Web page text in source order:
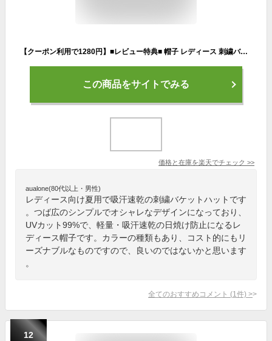
【クーポン利用で1280円】■レビュー特典■ 帽子 レディース 刺繍バケットハット バケハ 帽子 キャップ UVカット 帽子日焼け99％紫外線をカット 日焼け防止 つば広吸汗 速乾 軽量 折りたたみ 可能 メンズ レディース
この商品をサイトでみる
価格と在庫を楽天でチェック >>
aualone(80代以上・男性)
レディース向け夏用で吸汗速乾の刺繍バケットハットです
。つば広のシンプルでオシャレなデザインになっており、
UVカット99%で、軽量・吸汗速乾の日焼け防止になるレ
ディース帽子です。カラーの種類もあり、コスト的にもリ
ーズナブルなものですので、良いのではないかと思います
。
全てのおすすめコメント (1 件) >
12